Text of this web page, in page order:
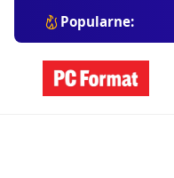
Popularne: